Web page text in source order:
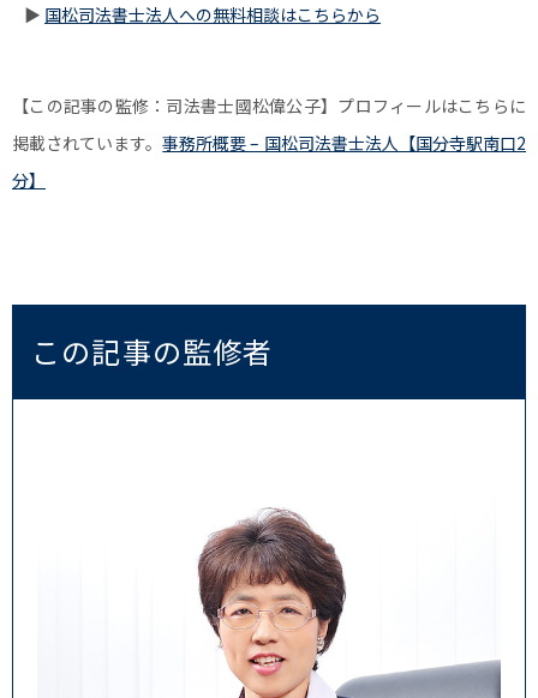
▶ 国松司法書士法人への無料相談はこちらから
【この記事の監修：司法書士國松偉公子】プロフィールはこちらに
掲載されています。事務所概要 – 国松司法書士法人【国分寺駅南口2
分】
この記事の監修者